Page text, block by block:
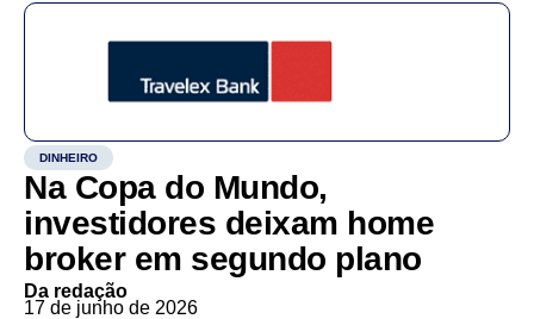
DINHEIRO
Na Copa do Mundo,
investidores deixam home
broker em segundo plano
Da redação
17 de junho de 2026